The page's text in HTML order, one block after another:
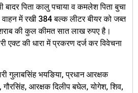
बादर पिता कालु पचाया व कमलेश पिता बुचा
वाहन में रखी 384 बल्क लीटर बीयर को जब्त
की कुल कीमत सात लाख रुपए है।
एक्‍ट की धारा में प्रकरण दर्ज कर विवेचना
गुलाबसिंह भयङिया, प्रधान आरक्षक
आरक्षक दिलीप बघेल, योगेश, शिव,